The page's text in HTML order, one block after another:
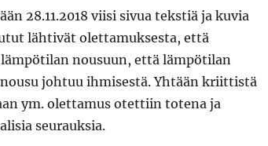
28.11.2018 viisi sivua tekstiä ja kuvia
lähtivät olettamuksesta, että
nousuun, että lämpötilan
nousu johtuu ihmisestä. Yhtään kriittistä
ym. olettamus otettiin totena ja
seurauksia.